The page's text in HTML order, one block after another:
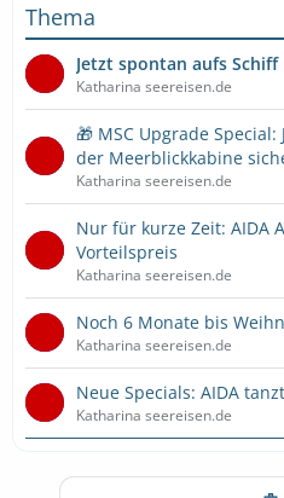
Thema
Jetzt spontan aufs Schiff
Katharina seereisen.de
🎁 MSC Upgrade
der Meerblickkabine
Katharina seereisen.de
Nur für kurze Zeit: AIDA
Vorteilspreis
Katharina seereisen.de
Noch 6 Monate bis
Katharina seereisen.de
Neue Specials: AIDA
Katharina seereisen.de